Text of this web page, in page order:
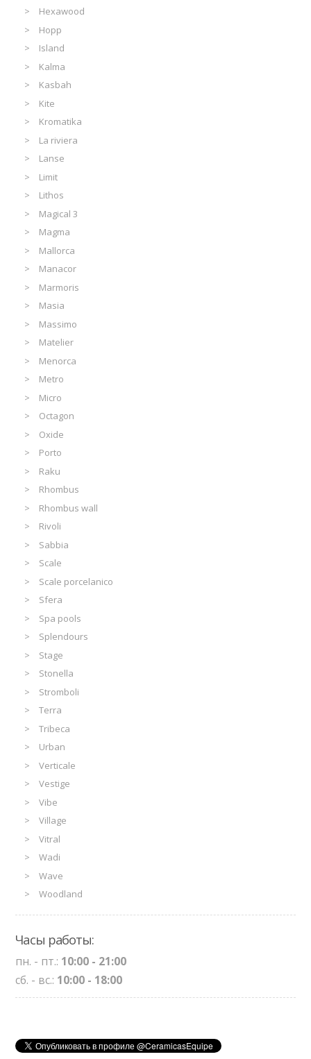
Hexawood
Hopp
Island
Kalma
Kasbah
Kite
Kromatika
La riviera
Lanse
Limit
Lithos
Magical 3
Magma
Mallorca
Manacor
Marmoris
Masia
Massimo
Matelier
Menorca
Metro
Micro
Octagon
Oxide
Porto
Raku
Rhombus
Rhombus wall
Rivoli
Sabbia
Scale
Scale porcelanico
Sfera
Spa pools
Splendours
Stage
Stonella
Stromboli
Terra
Tribeca
Urban
Verticale
Vestige
Vibe
Village
Vitral
Wadi
Wave
Woodland
Часы работы:
пн. - пт.: 10:00 - 21:00
сб. - вс.: 10:00 - 18:00